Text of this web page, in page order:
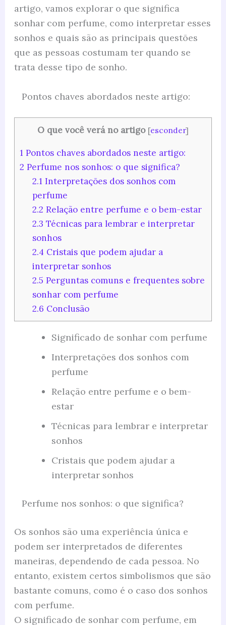
artigo, vamos explorar o que significa
sonhar com perfume, como interpretar esses
sonhos e quais são as principais questões
que as pessoas costumam ter quando se
trata desse tipo de sonho.
Pontos chaves abordados neste artigo:
O que você verá no artigo [esconder]
1Pontos chaves abordados neste artigo:
2 Perfume nos sonhos: o que significa?
2.1 Interpretações dos sonhos com
perfume
2.2 Relação entre perfume e o bem-estar
2.3 Técnicas para lembrar e interpretar
sonhos
2.4 Cristais que podem ajudar a
interpretar sonhos
2.5 Perguntas comuns e frequentes sobre
sonhar com perfume
2.6 Conclusão
Significado de sonhar com perfume
Interpretações dos sonhos com
perfume
Relação entre perfume e o bem-
estar
Técnicas para lembrar e interpretar
sonhos
Cristais que podem ajudar a
interpretar sonhos
Perfume nos sonhos: o que significa?
Os sonhos são uma experiência única e
podem ser interpretados de diferentes
maneiras, dependendo de cada pessoa. No
entanto, existem certos simbolismos que são
bastante comuns, como é o caso dos sonhos
com perfume.
O significado de sonhar com perfume, em